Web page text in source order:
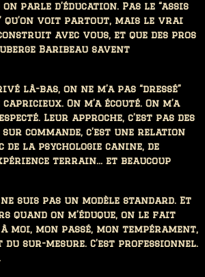
parle d’éducation. Pas le “assis
qu’on voit partout, mais le vrai
avec vous, et que des pros
Baribeau savent
là-bas, on ne m’a pas “dressé”
On m’a écouté. On m’a
Leur approche, c’est pas des
commande, c’est une relation
de la psychologie canine, de
terrain... et beaucoup
suis pas un modèle standard. Et
quand on m’éduque, on le fait
moi, mon passé, mon tempérament,
du sur-mesure. C’est professionnel.